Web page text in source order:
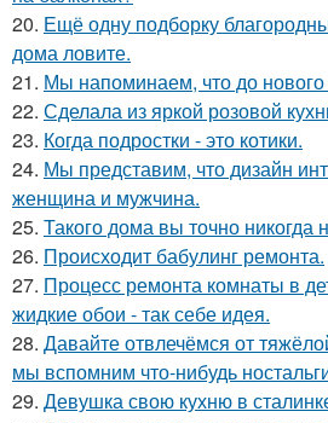
20. Ещё одну подборку
дома ловите.
21. Мы напоминаем, что до
22. Сделала из яркой розовой
23. Когда подростки - это котики.
24. Мы представим, что дизайн
женщина и мужчина.
25. Такого дома вы точно никогда
26. Происходит бабулинг ремонта.
27. Процесс ремонта комнаты в
жидкие обои - так себе идея.
28. Давайте отвлечёмся от
мы вспомним что-нибудь
29. Девушка свою кухню в